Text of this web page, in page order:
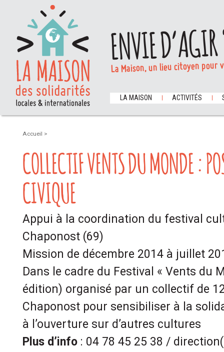
ENVIE
La Maison, un lieu citoyen
LA MAISON ACTIVITÉS
Accueil >
COLLECTIF VENTS DU MONDE :
CIVIQUE
Appui à la coordination du festival
Chaponost (69)
Mission de décembre 2014 à juillet
Dans le cadre du Festival « Vents du
édition) organisé par un collectif de
Chaponost pour sensibiliser à la
à l’ouverture sur d’autres cultures
Plus d’info : 04 78 45 25 38 /